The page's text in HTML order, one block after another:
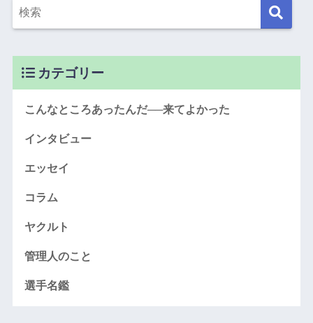
カテゴリー
こんなところあったんだ──来てよかった
インタビュー
エッセイ
コラム
ヤクルト
管理人のこと
選手名鑑